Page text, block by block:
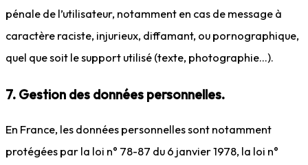
pénale de l’utilisateur, notamment en cas de message à
caractère raciste, injurieux, diffamant, ou pornographique,
quel que soit le support utilisé (texte, photographie…).
7. Gestion des données personnelles.
En France, les données personnelles sont notamment
protégées par la loi n° 78-87 du 6 janvier 1978, la loi n°